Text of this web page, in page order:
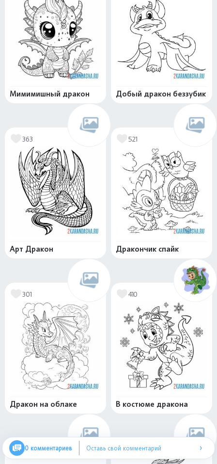
Мимимишный дракон Добый дракон беззубик
363
Арт Дракон
521
Дракончик спайк
301
Дракон на облаке
410
В костюме дракона
423 602
0 комментариев Оставь свой комментарий ›